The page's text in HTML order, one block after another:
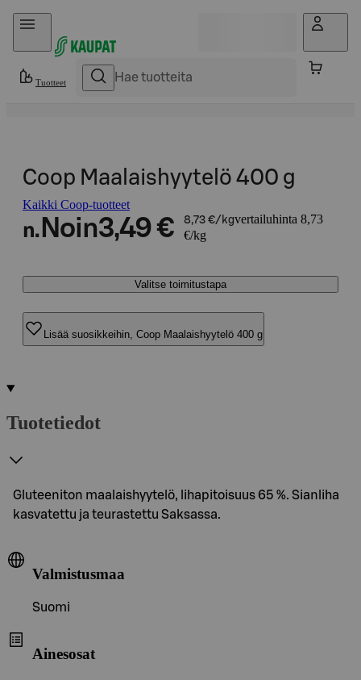
Hyppää sisältöön
Tuotteet
Coop Maalaishyytelö 400 g
Kaikki Coop-tuotteet
n. Noin3,49 € 8,73 €/kgvertailuhinta 8,73
€/kg
Valitse toimitustapa
Lisää suosikkeihin, Coop Maalaishyytelö 400 g
Tuotetiedot
Gluteeniton maalaishyytelö, lihapitoisuus 65 %. Sianliha
kasvatettu ja teurastettu Saksassa.
Valmistusmaa
Suomi
Ainesosat